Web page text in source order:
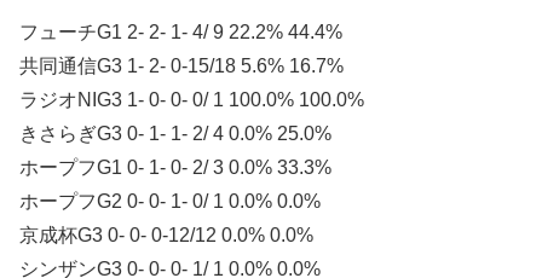
フューチG1 2- 2- 1- 4/ 9 22.2% 44.4%
共同通信G3 1- 2- 0-15/18 5.6% 16.7%
ラジオNIG3 1- 0- 0- 0/ 1 100.0% 100.0%
きさらぎG3 0- 1- 1- 2/ 4 0.0% 25.0%
ホープフG1 0- 1- 0- 2/ 3 0.0% 33.3%
ホープフG2 0- 0- 1- 0/ 1 0.0% 0.0%
京成杯G3 0- 0- 0-12/12 0.0% 0.0%
シンザンG3 0- 0- 0- 1/ 1 0.0% 0.0%